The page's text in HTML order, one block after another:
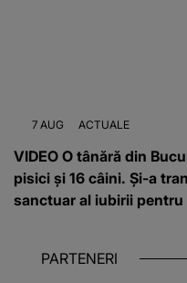
7 AUG ACTUALE
VIDEO O tânără din
pisici și 16 câini. Și-a
sanctuar al iubirii pentru
PARTENERI